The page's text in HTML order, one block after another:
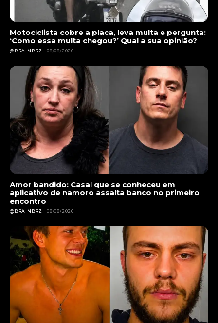
Motociclista cobre a placa, leva multa e pergunta:
‘Como essa multa chegou?’ Qual a sua opinião?
@BRAINBRZ 08/08/2026
Amor bandido: Casal que se conheceu em
aplicativo de namoro assalta banco no primeiro
encontro
@BRAINBRZ 08/08/2026